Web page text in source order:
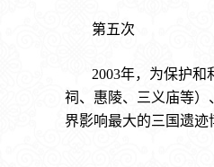
第五次
2003年，为保护
祠、惠陵、三义庙等
界影响最大的三国遗迹